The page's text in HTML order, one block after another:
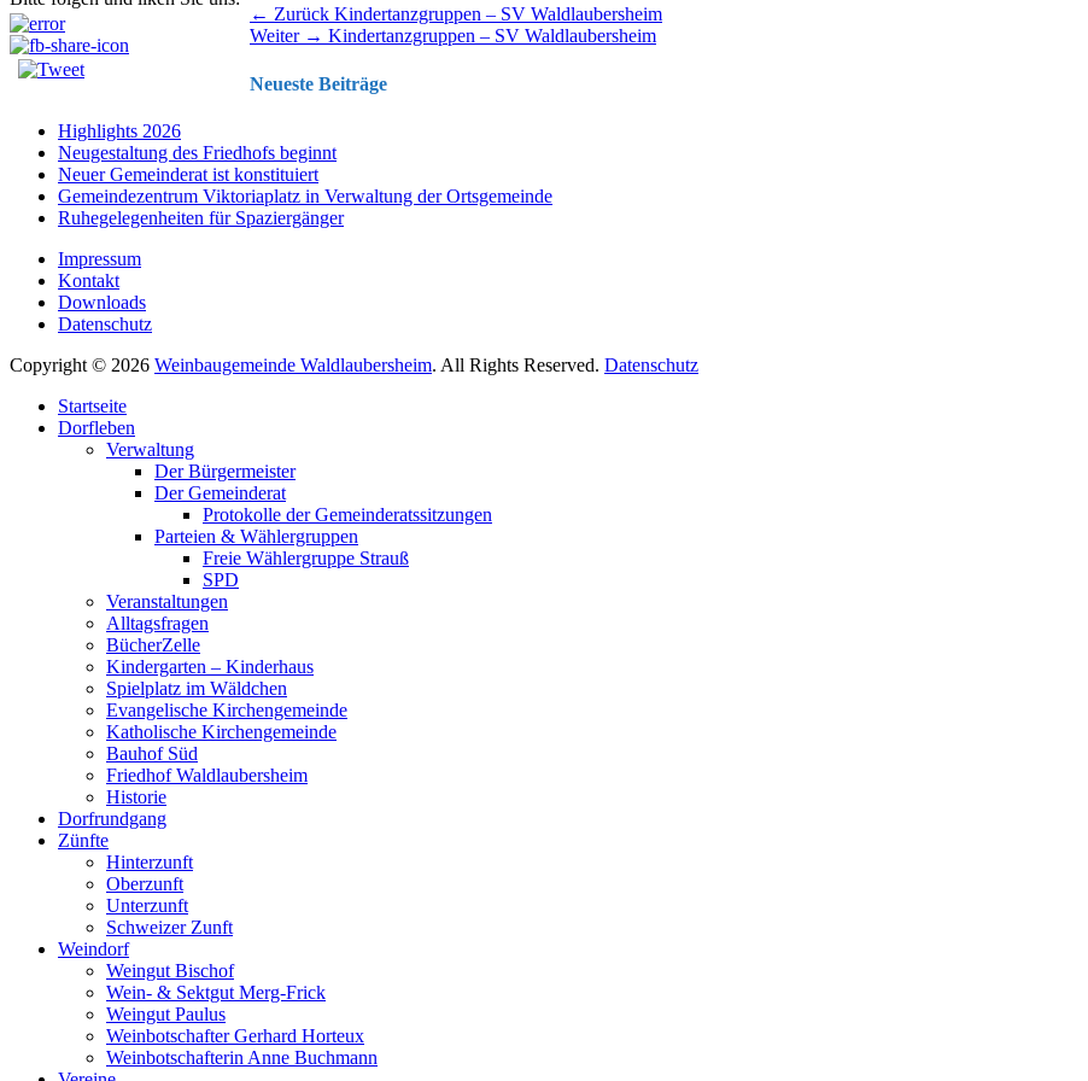
Beitragsnavigation ← Zurück Vorhergehender
Beitrag:
Kindertanzgruppen – SV Waldlaubersheim
Weiter → Nächster
Kindertanzgruppen – SV Waldlaubersheim
Neueste Beiträge
Highlights 2026
Neugestaltung des Friedhofs beginnt
Neuer Gemeinderat ist konstituiert
Gemeindezentrum Viktoriaplatz in Verwaltung der Ortsgemeinde
Ruhegelegenheiten für Spaziergänger
Impressum
Kontakt
Downloads
Datenschutz
Copyright © 2026 Weinbaugemeinde Waldlaubersheim. All Rights Reserved. Datenschutz
oben
scrollen
Startseite
Dorfleben
Verwaltung
Der Bürgermeister
Der Gemeinderat
Protokolle der Gemeinderatssitzungen
Parteien & Wählergruppen
Freie Wählergruppe Strauß
SPD
Veranstaltungen
Alltagsfragen
BücherZelle
Kindergarten – Kinderhaus
Spielplatz im Wäldchen
Evangelische Kirchengemeinde
Katholische Kirchengemeinde
Bauhof Süd
Friedhof Waldlaubersheim
Historie
Dorfrundgang
Zünfte
Hinterzunft
Oberzunft
Unterzunft
Schweizer Zunft
Weindorf
Weingut Bischof
Wein- & Sektgut Merg-Frick
Weingut Paulus
Weinbotschafter Gerhard Horteux
Weinbotschafterin Anne Buchmann